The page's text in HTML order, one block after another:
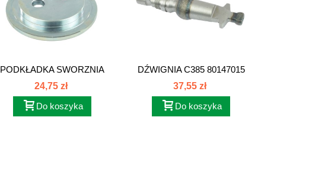
PODKŁADKA SWORZNIA
OSI...
24,75 zł
Do koszyka
DŹWIGNIA C385 80147015
37,55 zł
Do koszyka